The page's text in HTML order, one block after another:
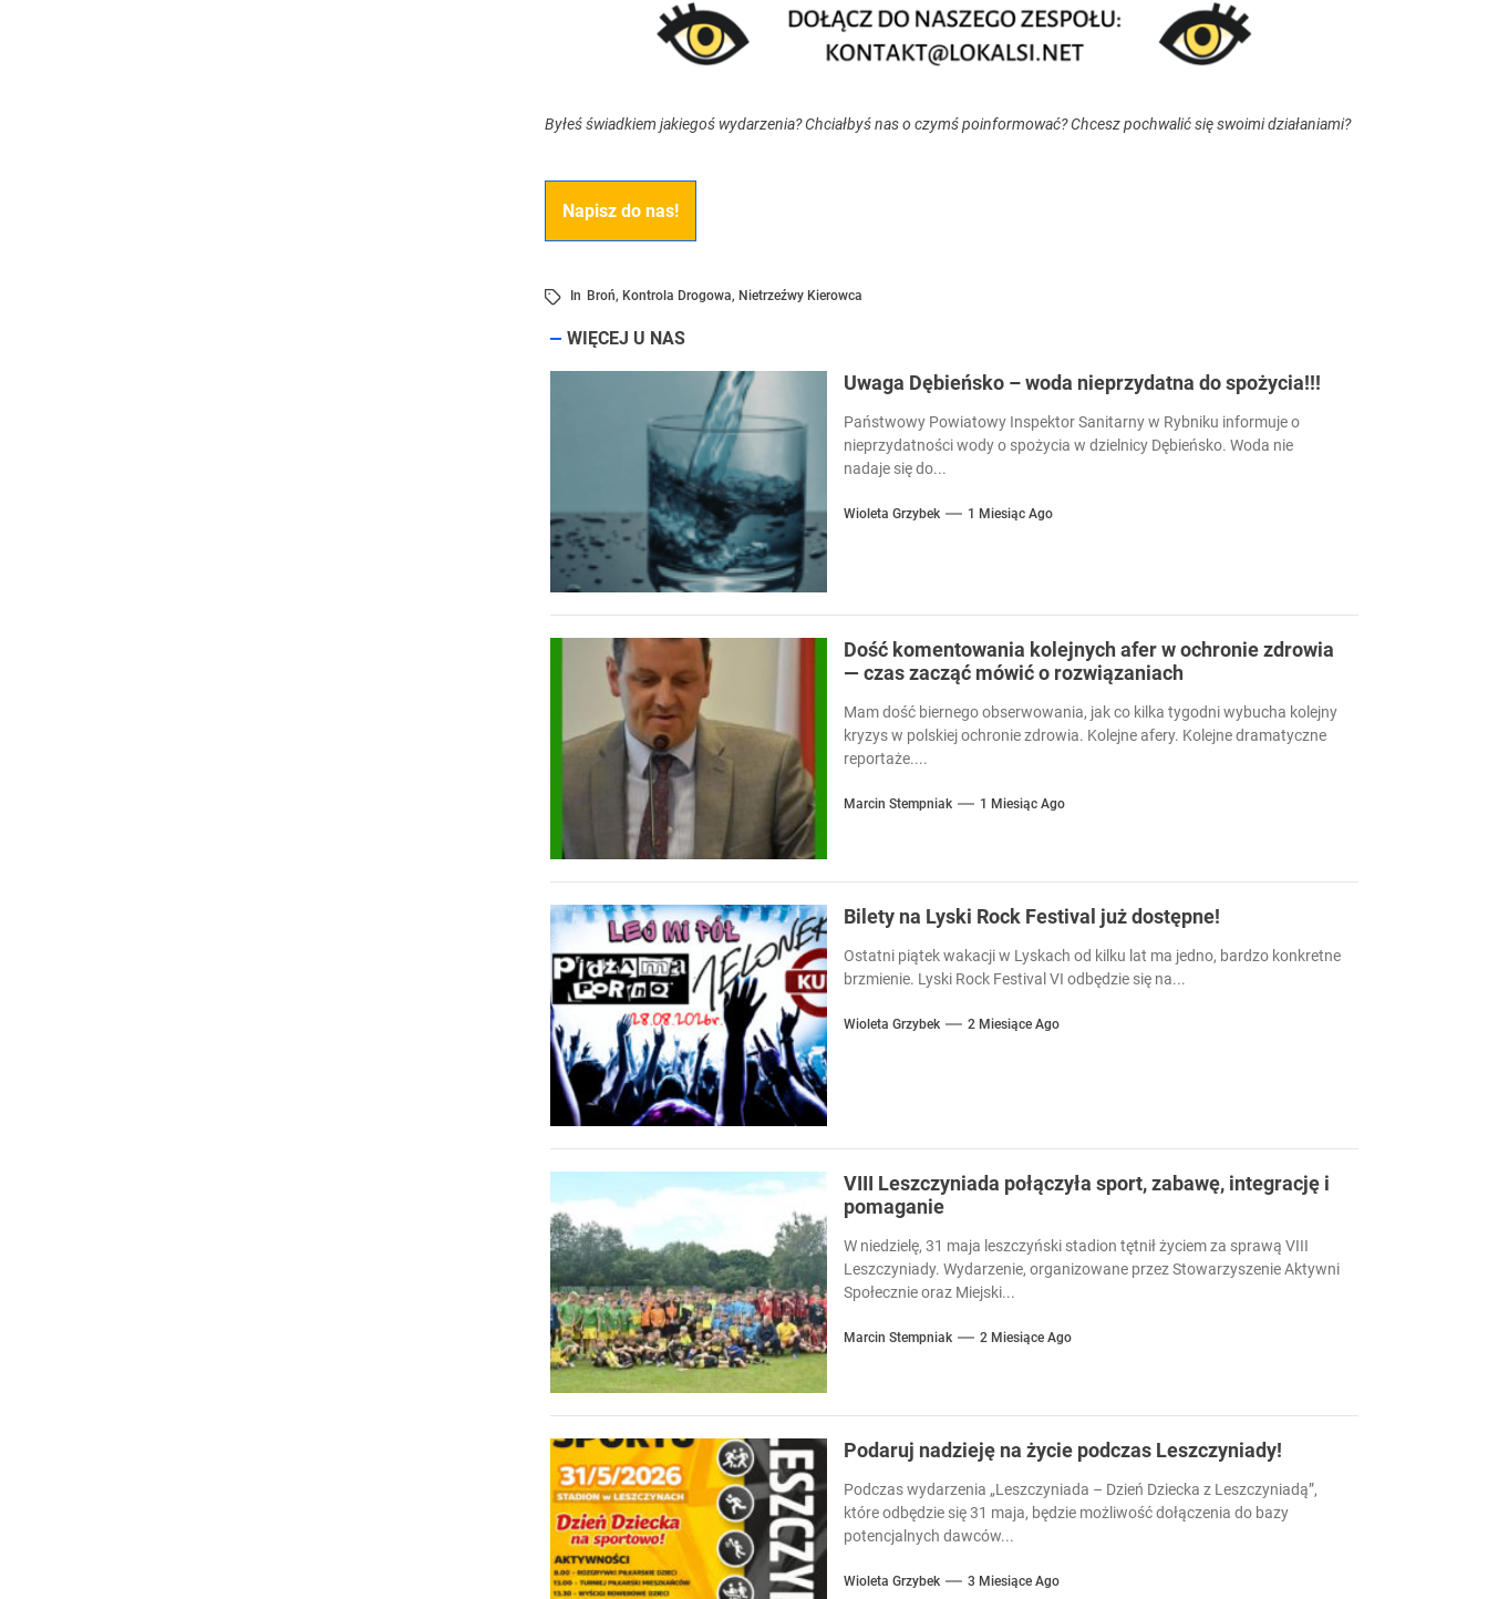
Byłeś świadkiem jakiegoś wydarzenia? Chciałbyś nas o czymś poinformować? Chcesz pochwalić się swoimi działaniami?
Napisz do nas!
In Broń, Kontrola Drogowa, Nietrzeźwy Kierowca
WIĘCEJ U NAS
Uwaga Dębieńsko – woda nieprzydatna do spożycia!!!
Państwowy Powiatowy Inspektor Sanitarny w Rybniku informuje o
nieprzydatności wody o spożycia w dzielnicy Dębieńsko. Woda nie
nadaje się do...
Wioleta Grzybek 1 Miesiąc Ago
Dość komentowania kolejnych afer w ochronie zdrowia
— czas zacząć mówić o rozwiązaniach
Mam dość biernego obserwowania, jak co kilka tygodni wybucha kolejny
kryzys w polskiej ochronie zdrowia. Kolejne afery. Kolejne dramatyczne
reportaże....
Marcin Stempniak 1 Miesiąc Ago
Bilety na Lyski Rock Festival już dostępne!
Ostatni piątek wakacji w Lyskach od kilku lat ma jedno, bardzo konkretne
brzmienie. Lyski Rock Festival VI odbędzie się na...
Wioleta Grzybek 2 Miesiące Ago
VIII Leszczyniada połączyła sport, zabawę, integrację i
pomaganie
W niedzielę, 31 maja leszczyński stadion tętnił życiem za sprawą VIII
Leszczyniady. Wydarzenie, organizowane przez Stowarzyszenie Aktywni
Społecznie oraz Miejski...
Marcin Stempniak 2 Miesiące Ago
Podaruj nadzieję na życie podczas Leszczyniady!
Podczas wydarzenia „Leszczyniada – Dzień Dziecka z Leszczyniadą”,
które odbędzie się 31 maja, będzie możliwość dołączenia do bazy
potencjalnych dawców...
Wioleta Grzybek 3 Miesiące Ago